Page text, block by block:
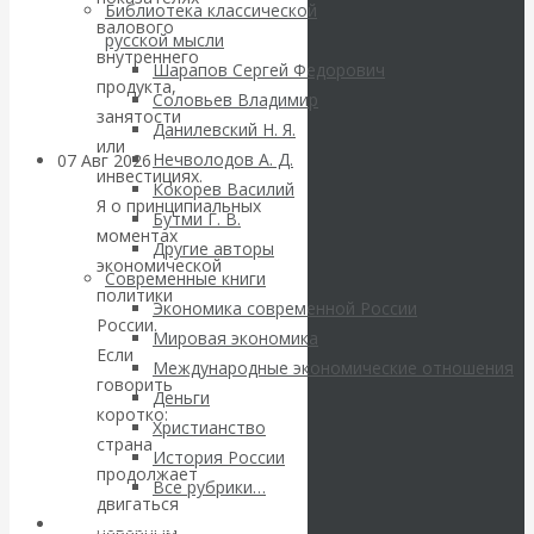
Библиотека классической
русской мысли
Шарапов Сергей Федорович
Соловьев Владимир
Данилевский Н. Я.
Нечволодов А. Д.
Кокорев Василий
Бутми Г. В.
Другие авторы
Современные книги
Экономика современной России
Мировая экономика
Международные экономические отношения
Деньги
Христианство
История России
Все рубрики…
грандиозные
планы
07 Авг 2026Постижение
истории
ВАлентин
КАтасонов. К
112-летию
начала Первой
мировой войны:
валового
внутреннего
продукта,
занятости
или
инвестициях.
Я о принципиальных
моментах
экономической
политики
России.
Если
говорить
коротко:
страна
продолжает
двигаться